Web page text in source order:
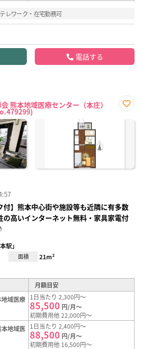
テレワーク・在宅勤務可
電話する
熊本地域医療センター（本庄）
に入
付】熊本中心街や施設等も近隣に有多数
の高いインターネット無料・家具家電付
駅」
面積 21m²
月額目安
域医療 1日当たり 2,300円～
85,500 円/月～
初期費用他 22,000円～
地域医 1日当たり 2,400円～
88,500 円/月～
初期費用他 16,500円～